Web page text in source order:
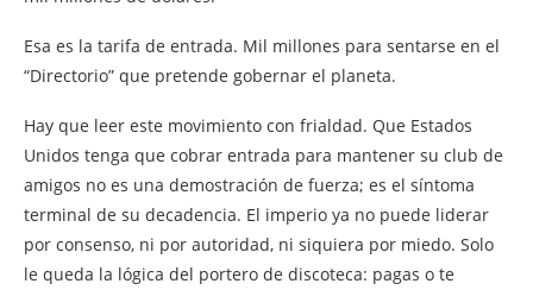
Esa es la tarifa de entrada. Mil millones para sentarse en el
“Directorio” que pretende gobernar el planeta.
Hay que leer este movimiento con frialdad. Que Estados
Unidos tenga que cobrar entrada para mantener su club de
amigos no es una demostración de fuerza; es el síntoma
terminal de su decadencia. El imperio ya no puede liderar
por consenso, ni por autoridad, ni siquiera por miedo. Solo
le queda la lógica del portero de discoteca: pagas o te